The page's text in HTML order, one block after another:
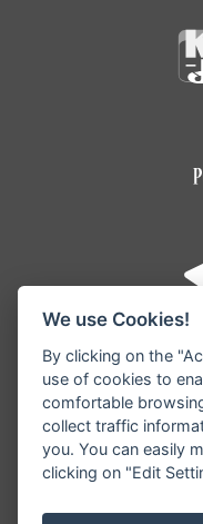
©1996 - 2026
We use Cookies!
By clicking on the
use of cookies to
comfortable
collect traffic
you. You can easily
clicking on "Edit